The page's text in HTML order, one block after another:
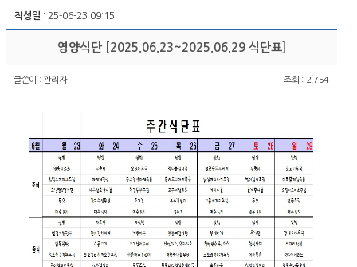
ㆍ 작성일 : 25-06-23 09:15
영양식단[2025.06.23~2025.06.29 식단표]
글쓴이 :관리자 조회 : 2,754